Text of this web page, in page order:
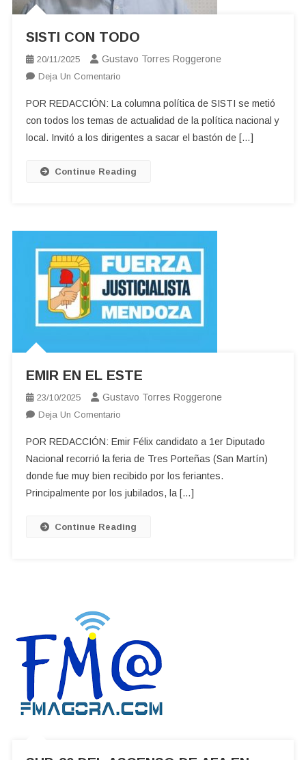
SISTI CON TODO
20/11/2025 Gustavo Torres Roggerone
Deja Un ComentarioEn
CON
TODO
POR REDACCIÓN: La columna política de SISTI se metió
con todos los temas de actualidad de la política nacional y
local. Invitó a los dirigentes a sacar el bastón de […]
Continue Reading
EMIR EN EL ESTE
23/10/2025 Gustavo Torres Roggerone
Deja Un ComentarioEn
EN
EL
ESTE
POR REDACCIÓN: Emir Félix candidato a 1er Diputado
Nacional recorrió la feria de Tres Porteñas (San Martín)
donde fue muy bien recibido por los feriantes.
Principalmente por los jubilados, la […]
Continue Reading